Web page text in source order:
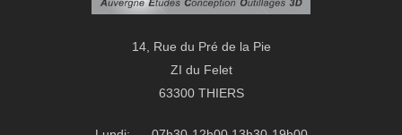
14, Rue du Pré de la Pie
ZI du Felet
63300 THIERS